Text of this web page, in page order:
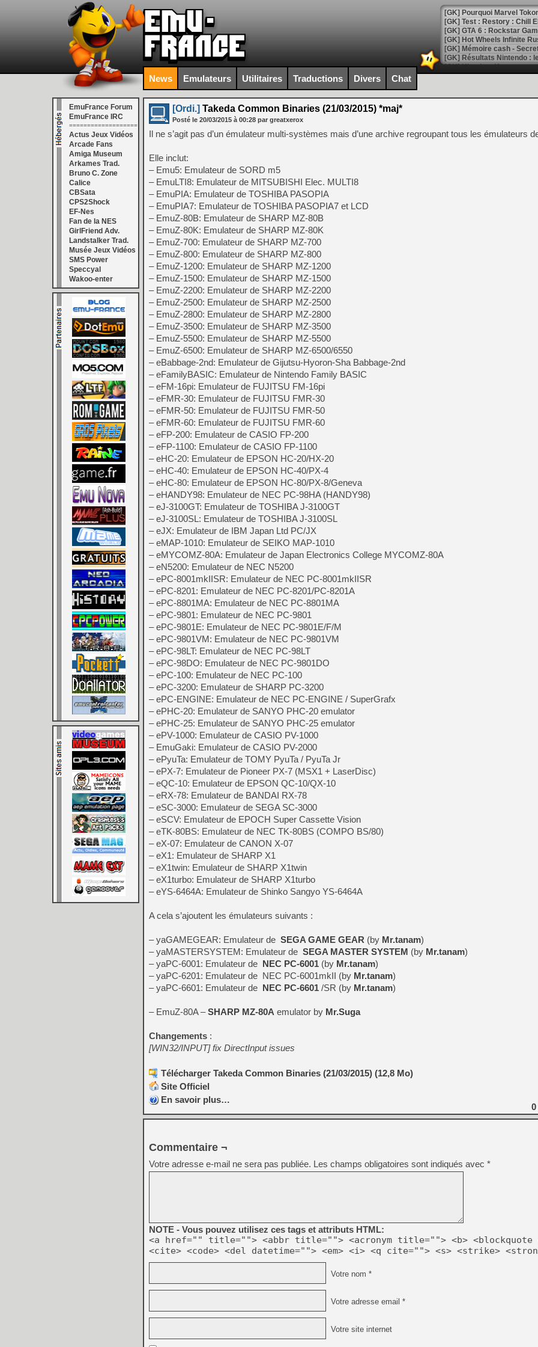
[GK] Pourquoi Marvel
[GK] Test : Restory : Chill
[GK] GTA 6 : Rockstar
[GK] Hot Wheels Infinite
[GK] Mémoire cash -
[GK] Résultats Nintendo :
[GK] Déjà des
[Mo5] Brickboy cherche à
[GK] Minecraft et ses «
[GK] Beast of
[GK] Ubisoft : fin de partie
[GK] Mémoire cash -
[GK] Dan Houser (GTA)
[GK] Comment EA Sports
[GK] Crimson Moon : un
[GK] Isle of Reveries : le
[GK] Moonlighter 2 : The
[GK] Capcom relance
[Mo5] Deux inédits du
[GK] Le beat'em up The
[GK] Endless Legend 2 :
[LS] [PS5] Le WebKit
[GK] Oubliez Crazy Taxi,
[LS] [Switch] NSZ 5.0.0
[GK] No More Room in
[GK] Un chatbot Atelier
[GK] Mémoire cash -
[GK] Nvidia : le prix des
[GK] Suikoden Star Leap
[Mo5] La mini borne
News Emulateurs Utilitaires Traductions Divers Chat
EmuFrance Forum
EmuFrance IRC
===================
Actus Jeux Vidéos
Arcade Fans
Amiga Museum
Arkames Trad.
Bruno C. Zone
Calice
CBSata
CPS2Shock
EF-Nes
Fan de la NES
GirlFriend Adv.
Landstalker Trad.
Musée Jeux Vidéos
SMS Power
Speccyal
Wakoo-enter
[Ordi.] Takeda Common Binaries (21/03/2015) *maj*
Posté le 20/03/2015 à 00:28 par greatxerox
Il ne s’agit pas d’un émulateur multi-systèmes mais d’une archive regroupant tous les émulateurs
Elle inclut:
– Emu5: Emulateur de SORD m5
– EmuLTI8: Emulateur de MITSUBISHI Elec. MULTI8
– EmuPIA: Emulateur de TOSHIBA PASOPIA
– EmuPIA7: Emulateur de TOSHIBA PASOPIA7 et LCD
– EmuZ-80B: Emulateur de SHARP MZ-80B
– EmuZ-80K: Emulateur de SHARP MZ-80K
– EmuZ-700: Emulateur de SHARP MZ-700
– EmuZ-800: Emulateur de SHARP MZ-800
– EmuZ-1200: Emulateur de SHARP MZ-1200
– EmuZ-1500: Emulateur de SHARP MZ-1500
– EmuZ-2200: Emulateur de SHARP MZ-2200
– EmuZ-2500: Emulateur de SHARP MZ-2500
– EmuZ-2800: Emulateur de SHARP MZ-2800
– EmuZ-3500: Emulateur de SHARP MZ-3500
– EmuZ-5500: Emulateur de SHARP MZ-5500
– EmuZ-6500: Emulateur de SHARP MZ-6500/6550
– eBabbage-2nd: Emulateur de Gijutsu-Hyoron-Sha Babbage-2nd
– eFamilyBASIC: Emulateur de Nintendo Family BASIC
– eFM-16pi: Emulateur de FUJITSU FM-16pi
– eFMR-30: Emulateur de FUJITSU FMR-30
– eFMR-50: Emulateur de FUJITSU FMR-50
– eFMR-60: Emulateur de FUJITSU FMR-60
– eFP-200: Emulateur de CASIO FP-200
– eFP-1100: Emulateur de CASIO FP-1100
– eHC-20: Emulateur de EPSON HC-20/HX-20
– eHC-40: Emulateur de EPSON HC-40/PX-4
– eHC-80: Emulateur de EPSON HC-80/PX-8/Geneva
– eHANDY98: Emulateur de NEC PC-98HA (HANDY98)
– eJ-3100GT: Emulateur de TOSHIBA J-3100GT
– eJ-3100SL: Emulateur de TOSHIBA J-3100SL
– eJX: Emulateur de IBM Japan Ltd PC/JX
– eMAP-1010: Emulateur de SEIKO MAP-1010
– eMYCOMZ-80A: Emulateur de Japan Electronics College MYCOMZ-80A
– eN5200: Emulateur de NEC N5200
– ePC-8001mkIISR: Emulateur de NEC PC-8001mkIISR
– ePC-8201: Emulateur de NEC PC-8201/PC-8201A
– ePC-8801MA: Emulateur de NEC PC-8801MA
– ePC-9801: Emulateur de NEC PC-9801
– ePC-9801E: Emulateur de NEC PC-9801E/F/M
– ePC-9801VM: Emulateur de NEC PC-9801VM
– ePC-98LT: Emulateur de NEC PC-98LT
– ePC-98DO: Emulateur de NEC PC-9801DO
– ePC-100: Emulateur de NEC PC-100
– ePC-3200: Emulateur de SHARP PC-3200
– ePC-ENGINE: Emulateur de NEC PC-ENGINE / SuperGrafx
– ePHC-20: Emulateur de SANYO PHC-20 emulator
– ePHC-25: Emulateur de SANYO PHC-25 emulator
– ePV-1000: Emulateur de CASIO PV-1000
– EmuGaki: Emulateur de CASIO PV-2000
– ePyuTa: Emulateur de TOMY PyuTa / PyuTa Jr
– ePX-7: Emulateur de Pioneer PX-7 (MSX1 + LaserDisc)
– eQC-10: Emulateur de EPSON QC-10/QX-10
– eRX-78: Emulateur de BANDAI RX-78
– eSC-3000: Emulateur de SEGA SC-3000
– eSCV: Emulateur de EPOCH Super Cassette Vision
– eTK-80BS: Emulateur de NEC TK-80BS (COMPO BS/80)
– eX-07: Emulateur de CANON X-07
– eX1: Emulateur de SHARP X1
– eX1twin: Emulateur de SHARP X1twin
– eX1turbo: Emulateur de SHARP X1turbo
– eYS-6464A: Emulateur de Shinko Sangyo YS-6464A
A cela s’ajoutent les émulateurs suivants :
– yaGAMEGEAR: Emulateur de SEGA GAME GEAR (by Mr.tanam)
– yaMASTERSYSTEM: Emulateur de SEGA MASTER SYSTEM (by Mr.tanam)
– yaPC-6001: Emulateur de NEC PC-6001 (by Mr.tanam)
– yaPC-6201: Emulateur de NEC PC-6001mkII (by Mr.tanam)
– yaPC-6601: Emulateur de NEC PC-6601 /SR (by Mr.tanam)
– EmuZ-80A –SHARP MZ-80A emulator by Mr.Suga
Changements :
[WIN32/INPUT] fix DirectInput issues
Télécharger Takeda Common Binaries (21/03/2015) (12,8 Mo)
Site Officiel
En savoir plus…
0
Commentaire ¬
Votre adresse e-mail ne sera pas publiée. Les champs obligatoires sont indiqués avec *
NOTE - Vous pouvez utilisez ces tags et attributs HTML:
<a href="" title=""> <abbr title=""> <acronym title=""> <b> <blockquote
<cite> <code> <del datetime=""> <em> <i> <q cite=""> <s> <strike>
Votre nom *
Votre adresse email *
Votre site internet